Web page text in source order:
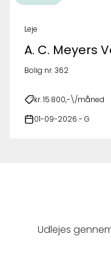
Leje
A. C. Meyers
Bolig nr. 362
kr. 15.800,-\/måned
01-09-2026 - G
Udlejes